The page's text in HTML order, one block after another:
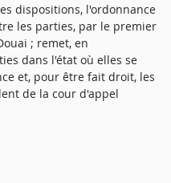
dispositions, l'ordonnance
les parties, par le premier
; remet, en
dans l'état où elles se
et, pour être fait droit, les
de la cour d'appel